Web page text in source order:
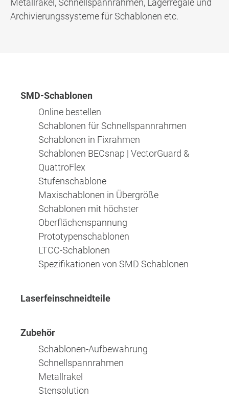
Metallrakel, Schnellspannrahmen, Lagerregale und
Archivierungssysteme für Schablonen etc.
SMD-Schablonen
Online bestellen
Schablonen für Schnellspannrahmen
Schablonen in Fixrahmen
Schablonen BECsnap | VectorGuard &
QuattroFlex
Stufenschablone
Maxischablonen in Übergröße
Schablonen mit höchster
Oberflächenspannung
Prototypenschablonen
LTCC-Schablonen
Spezifikationen von SMD Schablonen
Laserfeinschneidteile
Zubehör
Schablonen-Aufbewahrung
Schnellspannrahmen
Metallrakel
Stensolution